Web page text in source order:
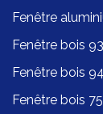
Fenêtre
Fenêtre bois 93
Fenêtre bois 94
Fenêtre bois 75